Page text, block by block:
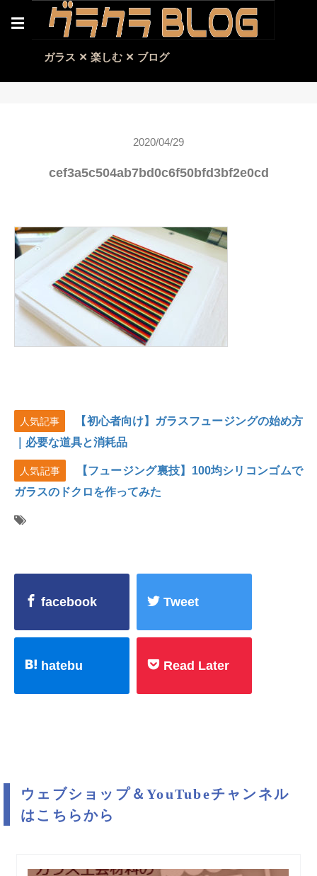
☰
ガラス ✕ 楽しむ ✕ ブログ
2020/04/29
cef3a5c504ab7bd0c6f50bfd3bf2e0cd
人気記事
【初心者向け】ガラスフュージングの始め方
｜必要な道具と消耗品
人気記事
【フュージング裏技】100均シリコンゴムで
ガラスのドクロを作ってみた
facebook Tweet
hatebu Read Later
ウェブショップ＆YouTubeチャンネル
はこちらから